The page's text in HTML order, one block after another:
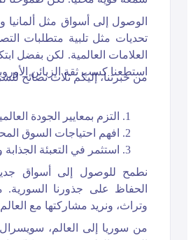
الوصول إلى أسواق مثل ألمانيا
تحديات مثل تلبية متطلبات
العلامات العالمية. لكن بفضل
استطعنا كسب ثقة الزبائن
من خبرتنا، إليكم ثلاث نصائح
التزم بمعايير الجودة
افهم احتياجات السوق
استثمر في التعبئة الجذابة
نطمح للوصول إلى أسواق
الحفاظ على جذورنا السورية.
وتراث، ونريد مشاركتها مع العالم.
من سوريا إلى العالم،